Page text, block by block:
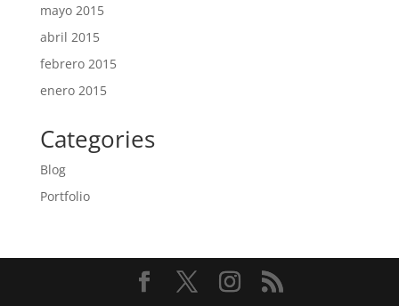
mayo 2015
abril 2015
febrero 2015
enero 2015
Categories
Blog
Portfolio